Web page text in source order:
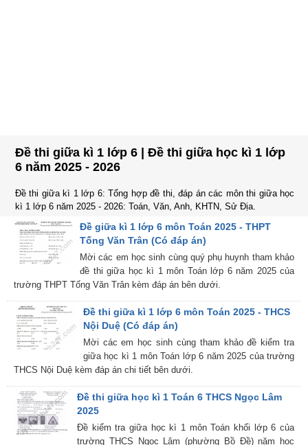
Đề thi giữa kì 1 lớp 6 | Đề thi giữa học kì 1 lớp
6 năm 2025 - 2026
Đề thi giữa kì 1 lớp 6: Tổng hợp đề thi, đáp án các môn thi giữa học
kì 1 lớp 6 năm 2025 - 2026: Toán, Văn, Anh, KHTN, Sử Địa.
Đề giữa kì 1 lớp 6 môn Toán 2025 - THPT
Tống Văn Trân (Có đáp án)
Mời các em học sinh cùng quý phụ huynh tham khảo
đề thi giữa học kì 1 môn Toán lớp 6 năm 2025 của
trường THPT Tống Văn Trân kèm đáp án bên dưới.
Đề thi giữa kì 1 lớp 6 môn Toán 2025 - THCS
Nội Duệ (Có đáp án)
Mời các em học sinh cùng tham khảo đề kiểm tra
giữa học kì 1 môn Toán lớp 6 năm 2025 của trường
THCS Nội Duệ kèm đáp án chi tiết bên dưới.
Đề thi giữa học kì 1 Toán 6 THCS Ngọc Lâm
2025
Đề kiểm tra giữa học kì 1 môn Toán khối lớp 6 của
trường THCS Ngọc Lâm (phường Bồ Đề) năm học